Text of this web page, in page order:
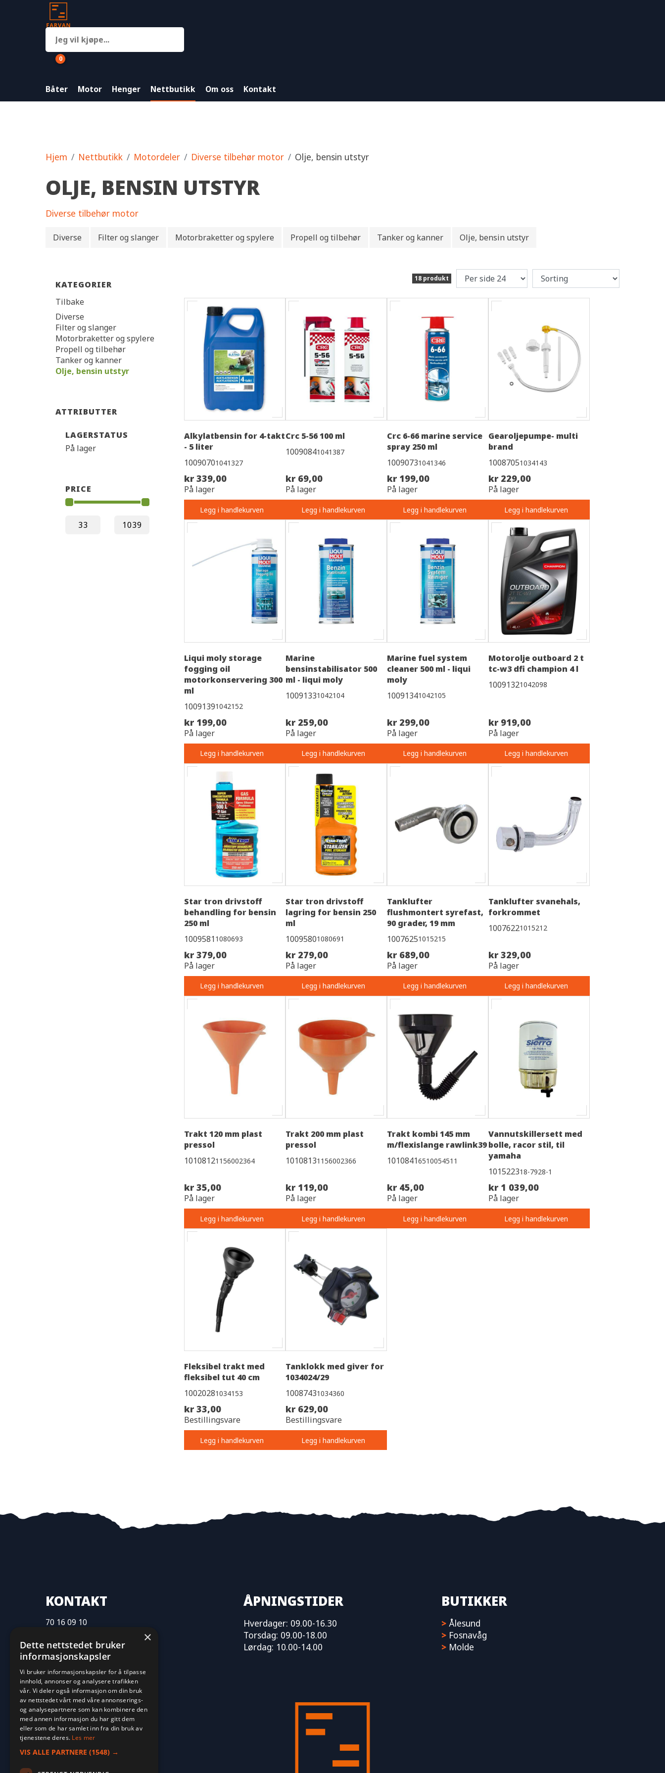
0
Båter Motor Henger Nettbutikk Om oss Kontakt
Hjem Nettbutikk Motordeler Diverse tilbehør motor Olje, bensin utstyr
OLJE, BENSIN UTSTYR
Diverse tilbehør motor
Diverse Filter og slanger Motorbraketter og spylere Propell og tilbehør Tanker og kanner Olje, bensin utstyr
KATEGORIER
Tilbake
Diverse
Filter og slanger
Motorbraketter og spylere
Propell og tilbehør
Tanker og kanner
Olje, bensin utstyr
ATTRIBUTTER
LAGERSTATUS
På lager
PRICE
18 produkt
Alkylatbensin for 4-takt
- 5 liter
10090701041327
kr 339,00
På lager
Legg i handlekurven
Crc 5-56 100 ml
10090841041387
kr 69,00
På lager
Legg i handlekurven
Crc 6-66 marine service
spray 250 ml
10090731041346
kr 199,00
På lager
Legg i handlekurven
Gearoljepumpe- multi
brand
10087051034143
kr 229,00
På lager
Legg i handlekurven
Liqui moly storage
fogging oil
motorkonservering 300
ml
10091391042152
kr 199,00
På lager
Legg i handlekurven
Marine
bensinstabilisator 500
ml - liqui moly
10091331042104
kr 259,00
På lager
Legg i handlekurven
Marine fuel system
cleaner 500 ml - liqui
moly
10091341042105
kr 299,00
På lager
Legg i handlekurven
Motorolje outboard 2 t
tc-w3 dfi champion 4 l
10091321042098
kr 919,00
På lager
Legg i handlekurven
Star tron drivstoff
behandling for bensin
250 ml
10095811080693
kr 379,00
På lager
Legg i handlekurven
Star tron drivstoff
lagring for bensin 250
ml
10095801080691
kr 279,00
På lager
Legg i handlekurven
Tanklufter
flushmontert syrefast,
90 grader, 19 mm
10076251015215
kr 689,00
På lager
Legg i handlekurven
Tanklufter svanehals,
forkrommet
10076221015212
kr 329,00
På lager
Legg i handlekurven
Trakt 120 mm plast
pressol
10108121156002364
kr 35,00
På lager
Legg i handlekurven
Trakt 200 mm plast
pressol
10108131156002366
kr 119,00
På lager
Legg i handlekurven
Trakt kombi 145 mm
m/flexislange rawlink39
10108416510054511
kr 45,00
På lager
Legg i handlekurven
Vannutskillersett med
bolle, racor stil, til
yamaha
101522318-7928-1
kr 1 039,00
På lager
Legg i handlekurven
Fleksibel trakt med
fleksibel tut 40 cm
10020281034153
kr 33,00
Bestillingsvare
Legg i handlekurven
Tanklokk med giver for
1034024/29
10087431034360
kr 629,00
Bestillingsvare
Legg i handlekurven
KONTAKT
70 16 09 10
fritid@farvan.no
ÅPNINGSTIDER
Hverdager: 09.00-16.30
Torsdag: 09.00-18.00
Lørdag: 10.00-14.00
BUTIKKER
> Ålesund
> Fosnavåg
> Molde
×
Dette nettstedet bruker
informasjonskapsler
Vi bruker informasjonskapsler for å tilpasse
innhold, annonser og analysere trafikken
vår. Vi deler også informasjon om din bruk
av nettstedet vårt med våre annonserings-
og analysepartnere som kan kombinere den
med annen informasjon du har gitt dem
eller som de har samlet inn fra din bruk av
tjenestene deres. Les mer
VIS ALLE PARTNERE (1548) →